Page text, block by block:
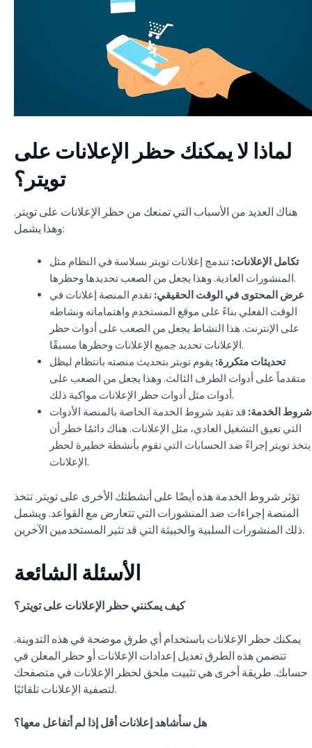
لماذا لا يمكنك حظر الإعلانات على
تويتر؟
هناك العديد من الأسباب التي تمنعك من حظر الإعلانات على تويتر.
وهذا يشمل:
تكامل الإعلانات: تندمج إعلانات تويتر بسلاسة في النظام مثل
المنشورات العادية. وهذا يجعل من الصعب تحديدها وحظرها.
عرض المحتوى في الوقت الحقيقي: تقدم المنصة إعلانات في
الوقت الفعلي بناءً على موقع المستخدم واهتماماته ونشاطه
على الإنترنت. هذا النشاط يجعل من الصعب على أدوات حظر
الإعلانات تحديد جميع الإعلانات وحظرها مسبقًا.
تحديثات متكررة: يقوم تويتر بتحديث منصته بانتظام ليظل
متقدماً على أدوات الطرف الثالث. وهذا يجعل من الصعب على
أدوات مثل أدوات حظر الإعلانات مواكبة ذلك.
شروط الخدمة: قد تقيد شروط الخدمة الخاصة بالمنصة الأدوات
التي تعيق التشغيل العادي، مثل الإعلانات. هناك دائمًا خطر أن
يتخذ تويتر إجراءً ضد الحسابات التي تقوم بأنشطة خطيرة لحظر
الإعلانات.
تؤثر شروط الخدمة هذه أيضًا على أنشطتك الأخرى على تويتر. تتخذ
المنصة إجراءات ضد المنشورات التي تتعارض مع القواعد. ويشمل
ذلك المنشورات السلبية والخبيثة التي قد تثير المستخدمين الآخرين.
الأسئلة الشائعة
كيف يمكنني حظر الإعلانات على تويتر؟
يمكنك حظر الإعلانات باستخدام أي طرق موضحة في هذه التدوينة.
تتضمن هذه الطرق تعديل إعدادات الإعلانات أو حظر المعلن في
حسابك. طريقة أخرى هي تثبيت ملحق لحظر الإعلانات في متصفحك
لتصفية الإعلانات تلقائيًا.
هل سأشاهد إعلانات أقل إذا لم أتفاعل معها؟